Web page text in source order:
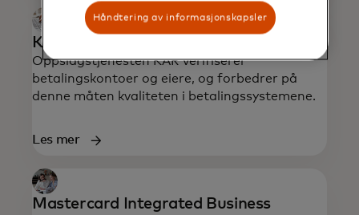
Konto- og adresseringsregister (KAR)
Oppslagstjenesten KAR verifiserer
betalingskontoer og eiere, og forbedrer på
denne måten kvaliteten i betalingssystemene.
Les mer
Mastercard Integrated Business
Håndtering av informasjonskapsler